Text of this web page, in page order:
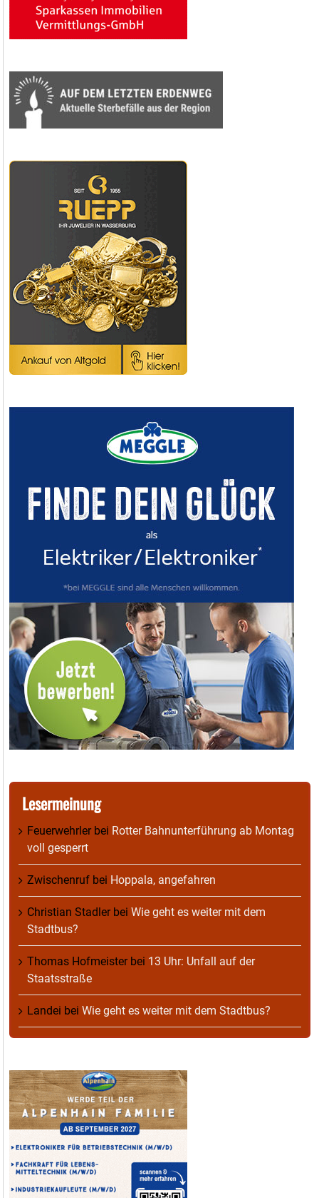
Lesermeinung
Feuerwehrlerbei Rotter Bahnunterführung ab Montag
voll gesperrt
Zwischenruf bei Hoppala, angefahren
Christian Stadlerbei Wie geht es weiter mit dem
Stadtbus?
Thomas Hofmeisterbei 13 Uhr: Unfall auf der
Staatsstraße
Landei bei Wie geht es weiter mit dem Stadtbus?